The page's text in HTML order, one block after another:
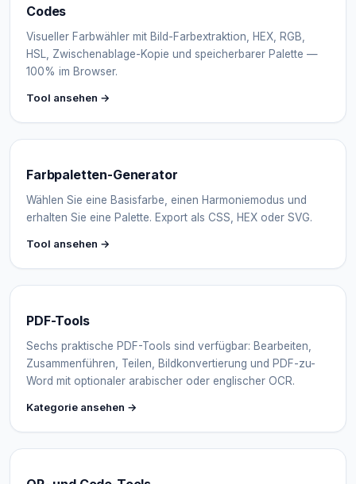
Codes
Visueller Farbwähler mit Bild-Farbextraktion, HEX, RGB,
HSL, Zwischenablage-Kopie und speicherbarer Palette —
100% im Browser.
Tool ansehen →
Farbpaletten-Generator
Wählen Sie eine Basisfarbe, einen Harmoniemodus und
erhalten Sie eine Palette. Export als CSS, HEX oder SVG.
Tool ansehen →
PDF-Tools
Sechs praktische PDF-Tools sind verfügbar: Bearbeiten,
Zusammenführen, Teilen, Bildkonvertierung und PDF-zu-
Word mit optionaler arabischer oder englischer OCR.
Kategorie ansehen →